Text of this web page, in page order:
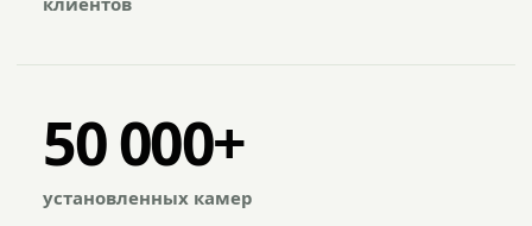
50 000+
установленных камер